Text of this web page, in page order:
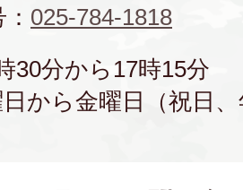
025-784-1818
30分から17時15分
から金曜日（祝日